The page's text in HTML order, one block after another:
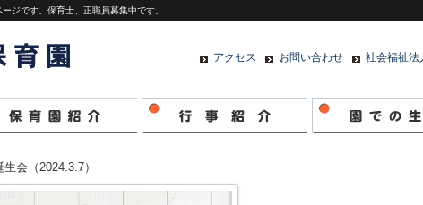
ジです。保育士、正職員募集中です。
アクセス お問い合わせ 社会福祉法
会（2024.3.7）